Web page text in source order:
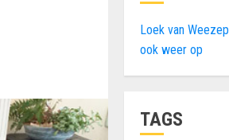
Loek van Weezep
ook weer op
TAGS